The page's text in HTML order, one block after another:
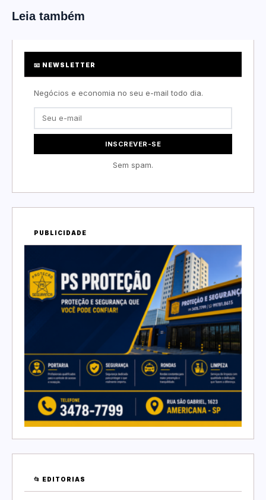
Leia também
📧 NEWSLETTER
Negócios e economia no seu e-mail todo dia.
INSCREVER-SE
Sem spam.
PUBLICIDADE
📂 EDITORIAS